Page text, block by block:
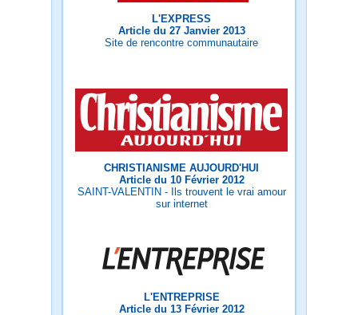
L'EXPRESS
Article du 27 Janvier 2013
Site de rencontre communautaire
CHRISTIANISME AUJOURD'HUI
Article du 10 Février 2012
SAINT-VALENTIN - Ils trouvent le vrai amour
sur internet
L'ENTREPRISE
Article du 13 Février 2012